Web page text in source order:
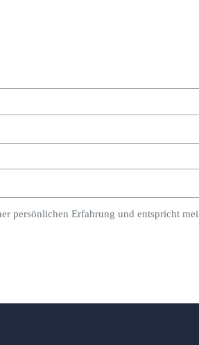
persönlichen Erfahrung und entspricht